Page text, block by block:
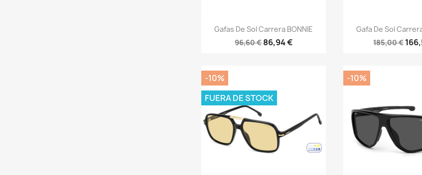
 Vista rápida
Gafas De Sol Carrera BONNIE
96,60 €86,94 €
Vista
Gafa De Sol
185,00 €
-10%
FUERA DE STOCK
-10%